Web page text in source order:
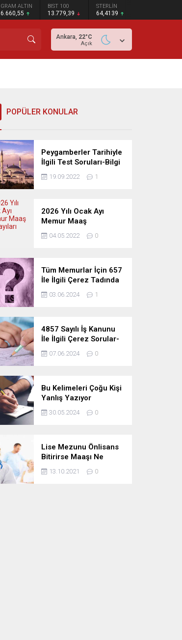
GRAM ALTIN
6.660,55
BIST 100
13.779,39
STERLİN
64,4139
Ankara, 22°C
Açık
POPÜLER KONULAR
Peygamberler Tarihiyle
İlgili Test Soruları-Bilgi
Yarışması
19.09.2022 1
2026 Yılı Ocak Ayı
Memur Maaş
Katsayıları
04.05.2022 0
Tüm Memurlar İçin 657
İle İlgili Çerez Tadında
Deneme Sınavı
03.06.2024 1
4857 Sayılı İş Kanunu
İle İlgili Çerez Sorular-
Deneme Sınavı
07.06.2024 0
Bu Kelimeleri Çoğu Kişi
Yanlış Yazıyor
30.05.2024 0
Lise Mezunu Önlisans
Bitirirse Maaşı Ne
Kadar Artar
13.10.2021 0